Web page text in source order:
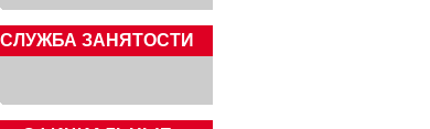
CЛУЖБА ЗАНЯТОСТИ